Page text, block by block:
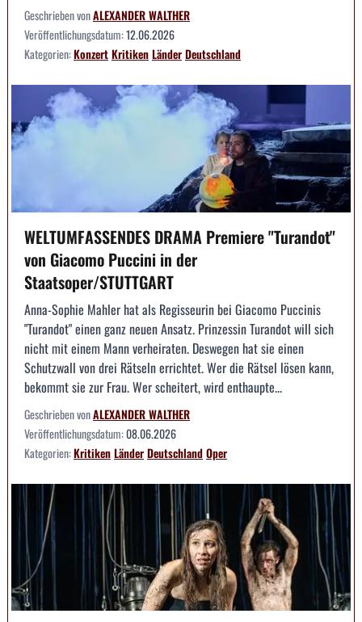
Geschrieben vonALEXANDER WALTHER
Veröffentlichungsdatum:12.06.2026
Kategorien:KonzertKritikenLänderDeutschland
WELTUMFASSENDES DRAMA Premiere "Turandot"
von Giacomo Puccini in der
Staatsoper/STUTTGART
Anna-Sophie Mahler hat als Regisseurin bei Giacomo Puccinis
"Turandot" einen ganz neuen Ansatz. Prinzessin Turandot will sich
nicht mit einem Mann verheiraten. Deswegen hat sie einen
Schutzwall von drei Rätseln errichtet. Wer die Rätsel lösen kann,
bekommt sie zur Frau. Wer scheitert, wird enthaupte...
Geschrieben vonALEXANDER WALTHER
Veröffentlichungsdatum:08.06.2026
Kategorien:KritikenLänderDeutschlandOper